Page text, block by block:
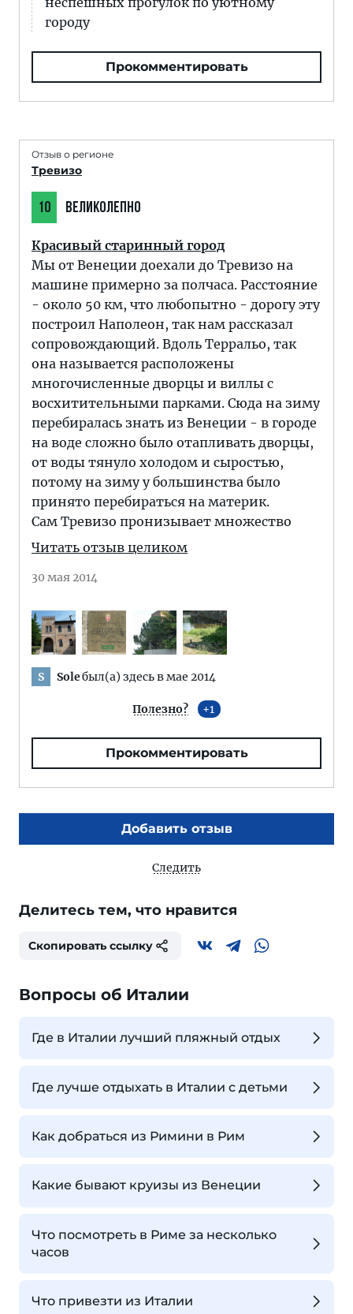
городу
Прокомментировать
Отзыв о регионе
Тревизо
10 ВЕЛИКОЛЕПНО
Красивый старинный город
Мы от Венеции доехали до Тревизо на
машине примерно за полчаса. Расстояние
- около 50 км, что любопытно - дорогу эту
построил Наполеон, так нам рассказал
сопровождающий. Вдоль Терральо, так
она называется расположены
многочисленные дворцы и виллы с
восхитительными парками. Сюда на зиму
перебиралась знать из Венеции - в городе
на воде сложно было отапливать дворцы,
от воды тянуло холодом и сыростью,
потому на зиму у большинства было
принято перебираться на материк.
Сам Тревизо пронизывает множество
Читать отзыв целиком
30 мая 2014
S Soleбыл(а) здесь в мае 2014
Полезно? 1
Прокомментировать
Добавить отзыв
Следить
Делитесь тем, что нравится
Скопировать ссылку
Вопросы об Италии
Где в Италии лучший пляжный отдых
Где лучше отдыхать в Италии с детьми
Как добраться из Римини в Рим
Какие бывают круизы из Венеции
Что посмотреть в Риме за несколько
часов
Что привезти из Италии